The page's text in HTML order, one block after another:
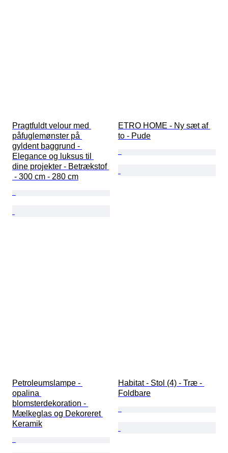
Pragtfuldt velour med
påfuglemønster på
gyldent baggrund -
Elegance og luksus til
dine projekter - Betrækstof
- 300 cm - 280 cm
ETRO HOME - Ny sæt af
to - Pude
Petroleumslampe -
opalina
blomsterdekoration -
Mælkeglas og Dekoreret
Keramik
Habitat - Stol (4) - Træ -
Foldbare